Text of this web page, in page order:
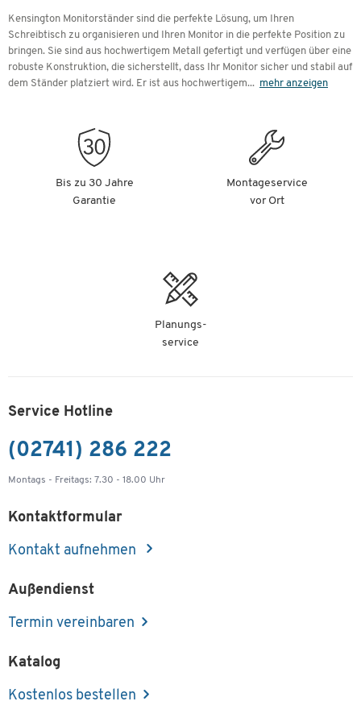
Kensington Monitorständer sind die perfekte Lösung, um Ihren
Schreibtisch zu organisieren und Ihren Monitor in die perfekte Position zu
bringen. Sie sind aus hochwertigem Metall gefertigt und verfügen über eine
robuste Konstruktion, die sicherstellt, dass Ihr Monitor sicher und stabil auf
dem Ständer platziert wird. Er ist aus hochwertigem... mehr anzeigen
Bis zu 30 Jahre
Garantie
Montageservice
vor Ort
Planungs-
service
Service Hotline
(02741) 286 222
Montags - Freitags: 7.30 - 18.00 Uhr
Kontaktformular
Kontakt aufnehmen
Außendienst
Termin vereinbaren
Katalog
Kostenlos bestellen